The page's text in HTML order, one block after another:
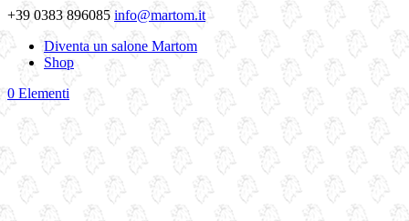
+39 0383 896085 info@martom.it
Diventa un salone Martom
Shop
0 Elementi